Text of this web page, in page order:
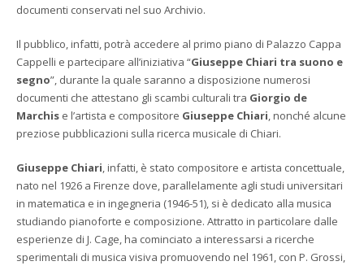
documenti conservati nel suo Archivio.
Il pubblico, infatti, potrà accedere al primo piano di Palazzo Cappa
Cappelli e partecipare all’iniziativa “Giuseppe Chiari tra suono e
segno”, durante la quale saranno a disposizione numerosi
documenti che attestano gli scambi culturali tra Giorgio de
Marchis e l’artista e compositore Giuseppe Chiari, nonché alcune
preziose pubblicazioni sulla ricerca musicale di Chiari.
Giuseppe Chiari, infatti, è stato compositore e artista concettuale,
nato nel 1926 a Firenze dove, parallelamente agli studi universitari
in matematica e in ingegneria (1946-51), si è dedicato alla musica
studiando pianoforte e composizione. Attratto in particolare dalle
esperienze di J. Cage, ha cominciato a interessarsi a ricerche
sperimentali di musica visiva promuovendo nel 1961, con P. Grossi,